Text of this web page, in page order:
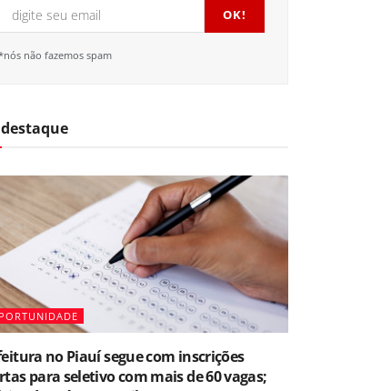
não fazemos spam
no Piauí segue com inscrições
para seletivo com mais de 60 vagas;